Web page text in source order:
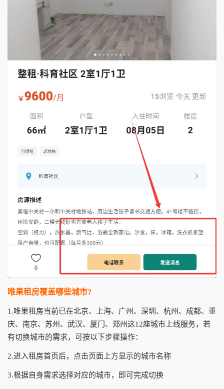
唯果租房覆盖哪些城市?
1.唯果租房当前已在北京、上海、广州、深圳、杭州、成都、重
庆、南京、苏州、武汉、厦门、郑州这12座城市上线服务，若
有切换城市的需求，可按以下步骤操作：
2.进入租房首页后，点击页面上方显示的城市名称
3.根据自身需求选择对应的城市，即可完成切换